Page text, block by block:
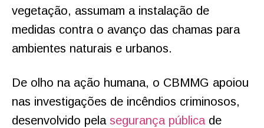
vegetação, assumam a instalação de
medidas contra o avanço das chamas para
ambientes naturais e urbanos.
De olho na ação humana, o CBMMG apoiou
nas investigações de incêndios criminosos,
desenvolvido pela segurança públicade